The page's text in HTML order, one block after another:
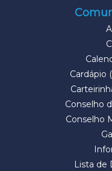
Cardápio
Conselho
Conselho
Lista de